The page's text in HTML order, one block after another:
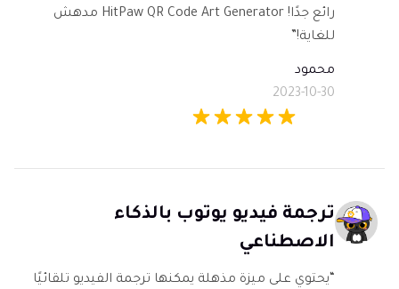
رائع جدًا! HitPaw QR Code Art Generator مدهش
للغاية!”
محمود
2023-10-30
ترجمة فيديو يوتوب بالذكاء
الاصطناعي
“يحتوي على ميزة مذهلة يمكنها ترجمة الفيديو تلقائيًا